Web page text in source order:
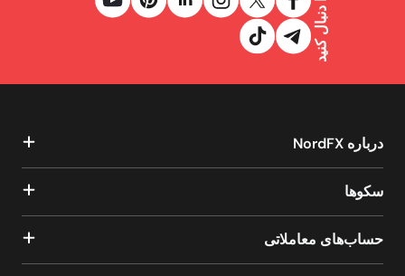
ما را دنبال کنید
درباره NordFX
سکوها
حساب‌های معاملاتی